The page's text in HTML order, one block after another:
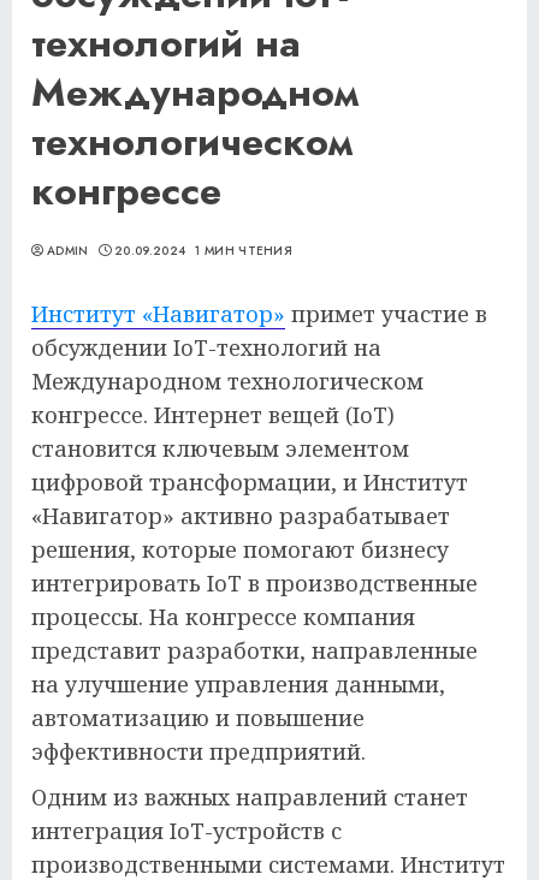
технологий на
Международном
технологическом
конгрессе
ADMIN 20.09.2024 1 МИН ЧТЕНИЯ
Институт «Навигатор» примет участие в
обсуждении IoT-технологий на
Международном технологическом
конгрессе. Интернет вещей (IoT)
становится ключевым элементом
цифровой трансформации, и Институт
«Навигатор» активно разрабатывает
решения, которые помогают бизнесу
интегрировать IoT в производственные
процессы. На конгрессе компания
представит разработки, направленные
на улучшение управления данными,
автоматизацию и повышение
эффективности предприятий.
Одним из важных направлений станет
интеграция IoT-устройств с
производственными системами. Институт